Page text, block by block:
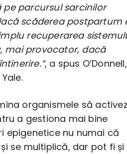
parcursul sarcinilor
scăderea postpartum
recuperarea
mai provocator, dacă
, a spus O’Donnell,
organismele să
a gestiona mai bine
epigenetice nu numai că
se multiplică, dar pot fi și